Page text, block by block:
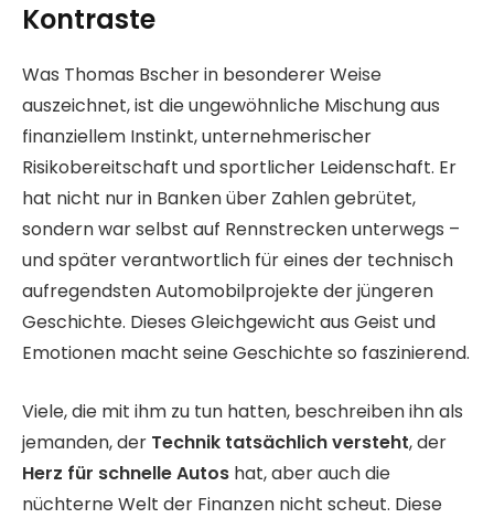
Kontraste
Was Thomas Bscher in besonderer Weise
auszeichnet, ist die ungewöhnliche Mischung aus
finanziellem Instinkt, unternehmerischer
Risikobereitschaft und sportlicher Leidenschaft. Er
hat nicht nur in Banken über Zahlen gebrütet,
sondern war selbst auf Rennstrecken unterwegs –
und später verantwortlich für eines der technisch
aufregendsten Automobilprojekte der jüngeren
Geschichte. Dieses Gleichgewicht aus Geist und
Emotionen macht seine Geschichte so faszinierend.
Viele, die mit ihm zu tun hatten, beschreiben ihn als
jemanden, der Technik tatsächlich versteht, der
Herz für schnelle Autos hat, aber auch die
nüchterne Welt der Finanzen nicht scheut. Diese